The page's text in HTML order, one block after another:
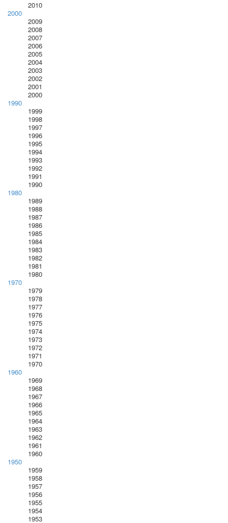
2010
2000
2009
2008
2007
2006
2005
2004
2003
2002
2001
2000
1990
1999
1998
1997
1996
1995
1994
1993
1992
1991
1990
1980
1989
1988
1987
1986
1985
1984
1983
1982
1981
1980
1970
1979
1978
1977
1976
1975
1974
1973
1972
1971
1970
1960
1969
1968
1967
1966
1965
1964
1963
1962
1961
1960
1950
1959
1958
1957
1956
1955
1954
1953